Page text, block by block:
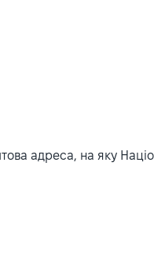
адреса, на яку